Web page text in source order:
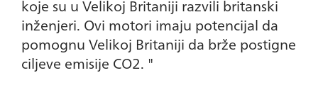
koje su u Velikoj Britaniji razvili britanski
inženjeri. Ovi motori imaju potencijal da
pomognu Velikoj Britaniji da brže postigne
ciljeve emisije CO2. "